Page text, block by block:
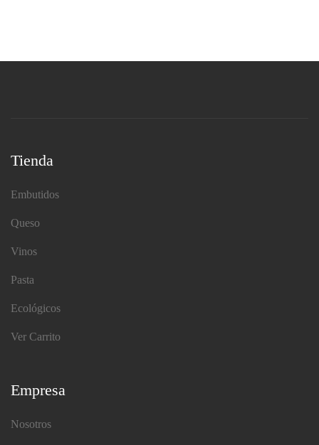
Tienda
Embutidos
Queso
Vinos
Pasta
Ecológicos
Ver Carrito
Empresa
Nosotros